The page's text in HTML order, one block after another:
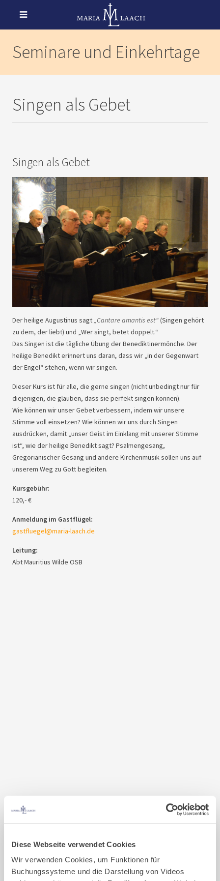
Diese Webseite verwendet Cookies
Wir verwenden Cookies, um Funktionen für
Buchungssysteme und die Darstellung von Videos
Seminare und Einkehrtage
Singen als Gebet
Singen als Gebet
Der heilige Augustinus sagt„Cantare amantis est“(Singen gehört
zu dem, der liebt) und „Wer singt, betet doppelt.“
Das Singen ist die tägliche Übung der Benediktinermönche. Der
heilige Benedikt erinnert uns daran, dass wir „in der Gegenwart
der Engel“ stehen, wenn wir singen.
Dieser Kurs ist für alle, die gerne singen (nicht unbedingt nur für
diejenigen, die glauben, dass sie perfekt singen können).
Wie können wir unser Gebet verbessern, indem wir unsere
Stimme voll einsetzen? Wie können wir uns durch Singen
ausdrücken, damit „unser Geist im Einklang mit unserer Stimme
ist“, wie der heilige Benedikt sagt? Psalmengesang,
Gregorianischer Gesang und andere Kirchenmusik sollen uns auf
unserem Weg zu Gott begleiten.
Kursgebühr:
120,- €
Anmeldung im Gastflügel:
gastfluegel@maria-laach.de
Leitung:
Abt Mauritius Wilde OSB
Irrtümer und Änderungen vorbehalten.
weitere Kurse mit Abt Mauritius